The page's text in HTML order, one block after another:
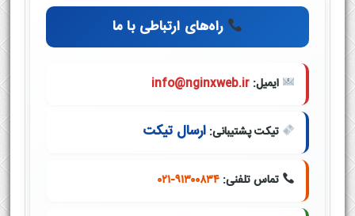
راه‌های ارتباطی با ما
ایمیل: info@nginxweb.ir
تیکت پشتیبانی: ارسال تیکت
تماس تلفنی: ۰۲۱-۹۱۳۰۰۸۳۴